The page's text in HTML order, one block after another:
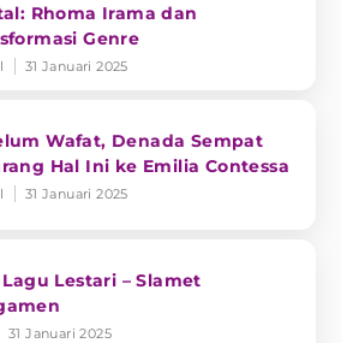
Rhoma Irama dan
Genre
31 Januari 2025
Wafat, Denada Sempat
Hal Ini ke Emilia Contessa
31 Januari 2025
Lestari – Slamet
31 Januari 2025